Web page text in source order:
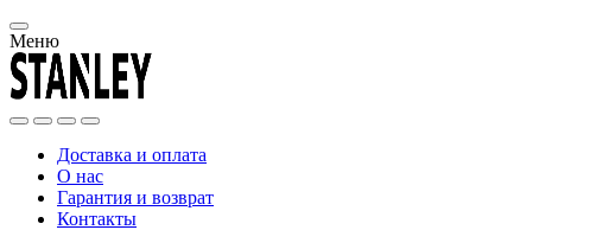
Меню
Доставка и оплата
О нас
Гарантия и возврат
Контакты